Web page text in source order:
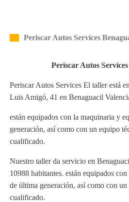
Periscar Autos Services
Periscar Autos
Periscar Autos Services El taller está
Luis Amigó, 41 en Benaguacil
están equipados con la maquinaria y
generación, así como con un equipo
cualificado.
Nuestro taller da servicio en
10988 habitantes. están equipados
de última generación, así como con
cualificado.